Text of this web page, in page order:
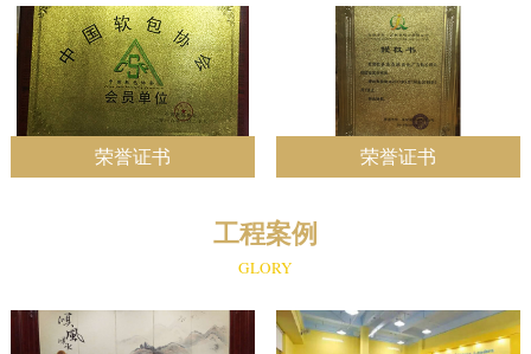
荣誉证书 荣誉证书
工程案例
GLORY